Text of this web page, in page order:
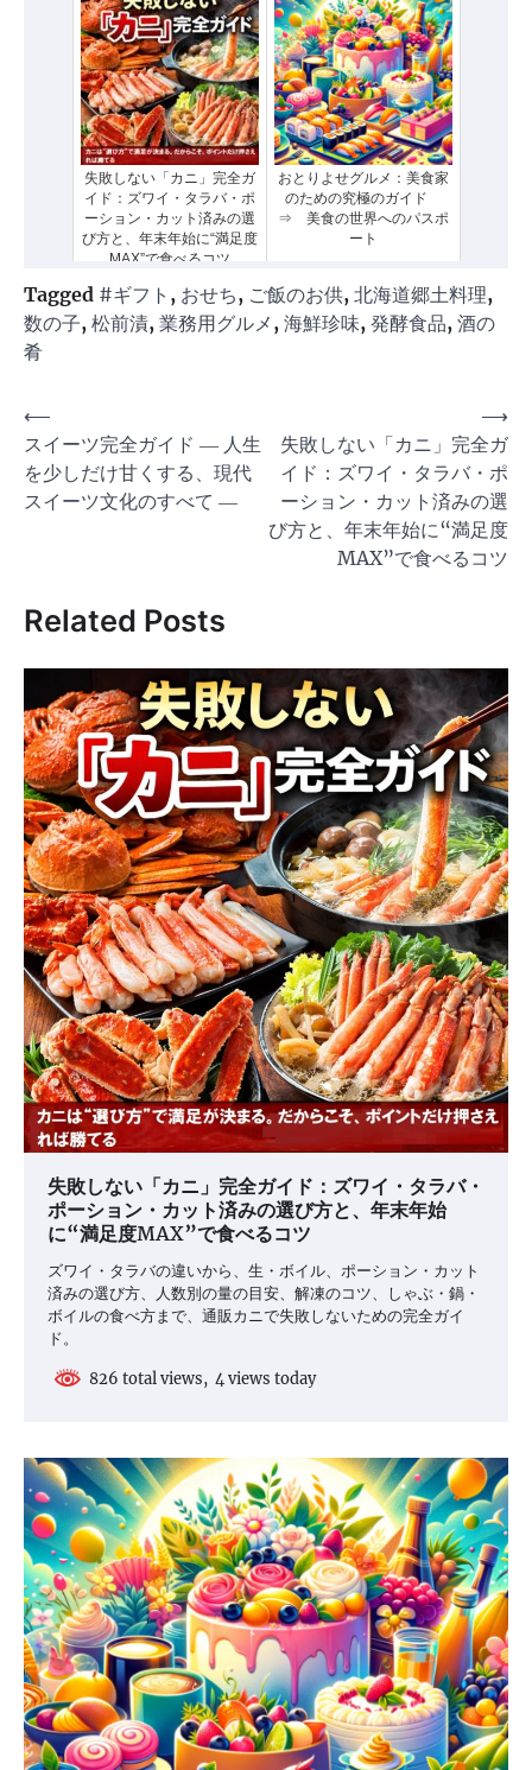
失敗しない「カニ」完全ガ
イド：ズワイ・タラバ・ポ
ーション・カット済みの選
び方と、年末年始に“満足度
MAX”で食べるコツ
おとりよせグルメ：美食家
のための究極のガイド
⇒ 美食の世界へのパスポ
ート
Tagged #ギフト , おせち, ご飯のお供, 北海道郷土料理,
数の子, 松前漬, 業務用グルメ , 海鮮珍味, 発酵食品, 酒の
肴
投
稿
ナ
ー
シ
ョ
ン
⟵
スイーツ完全ガイド ― 人生
を少しだけ甘くする、現代
スイーツ文化のすべて ―
失敗しない「カニ」完全ガ
イド：ズワイ・タラバ・ポ
ーション・カット済みの選
び方と、年末年始に“満足度
MAX”で食べるコツ
⟶
Related Posts
失敗しない「カニ」完全ガイド：ズワイ・タラバ・
ポーション・カット済みの選び方と、年末年始
に“満足度MAX”で食べるコツ
ズワイ・タラバの違いから、生・ボイル、ポーション・カット
済みの選び方、人数別の量の目安、解凍のコツ、しゃぶ・鍋・
ボイルの食べ方まで、通販カニで失敗しないための完全ガイ
ド。
826 total views, 4 views today